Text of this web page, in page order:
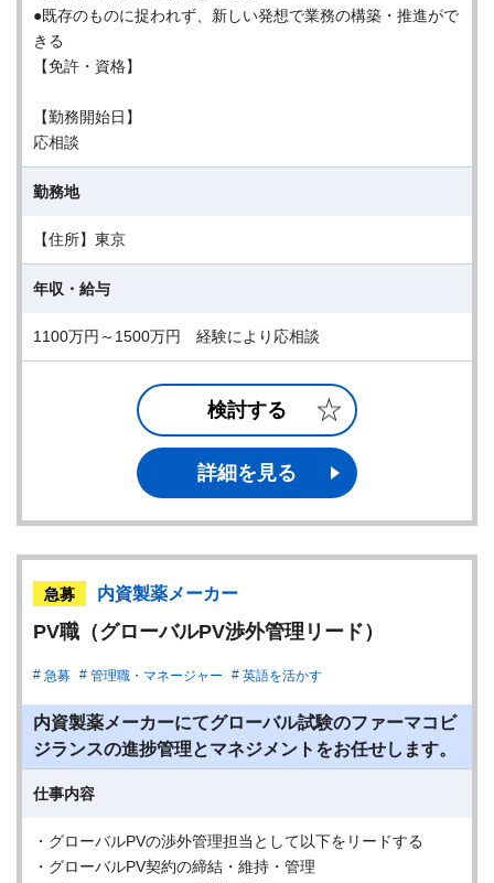
●既存のものに捉われず、新しい発想で業務の構築・推進がで
きる
【免許・資格】
【勤務開始日】
応相談
勤務地
【住所】東京
年収・給与
1100万円～1500万円 経験により応相談
検討する
詳細を見る
急募 内資製薬メーカー
PV職（グローバルPV渉外管理リード）
急募 管理職・マネージャー 英語を活かす
内資製薬メーカーにてグローバル試験のファーマコビ
ジランスの進捗管理とマネジメントをお任せします。
仕事内容
・グローバルPVの渉外管理担当として以下をリードする
・グローバルPV契約の締結・維持・管理